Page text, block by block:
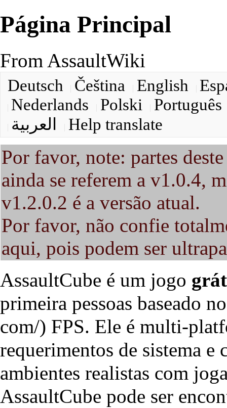
Página Principal
From AssaultWiki
Deutsch Čeština English
Nederlands
Polski
Português
العربية
Help translate
Por favor, note: partes
ainda se referem a v1.0.4,
v1.2.0.2 é a versão atual.
Por favor, não confie
aqui, pois podem ser
AssaultCube é um jogo
primeira pessoas baseado
FPS. Ele é multi-
requerimentos de sistema
ambientes realistas com
AssaultCube pode ser